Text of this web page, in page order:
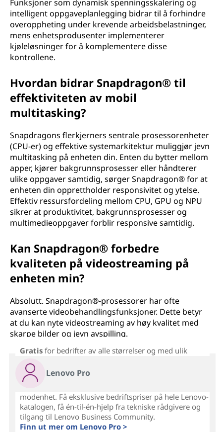
Funksjoner som dynamisk spenningsskalering og
intelligent oppgaveplanlegging bidrar til å forhindre
overoppheting under krevende arbeidsbelastninger,
mens enhetsprodusenter implementerer
kjøleløsninger for å komplementere disse
kontrollene.
Hvordan bidrar Snapdragon® til
effektiviteten av mobil
multitasking?
Snapdragons flerkjerners sentrale prosessorenheter
(CPU-er) og effektive systemarkitektur muliggjør jevn
multitasking på enheten din. Enten du bytter mellom
apper, kjører bakgrunnsprosesser eller håndterer
ulike oppgaver samtidig, sørger Snapdragon® for at
enheten din opprettholder responsivitet og ytelse.
Effektiv ressursfordeling mellom CPU, GPU og NPU
sikrer at produktivitet, bakgrunnsprosesser og
multimedieoppgaver forblir responsive samtidig.
Kan Snapdragon® forbedre
kvaliteten på videostreaming på
enheten min?
Absolutt. Snapdragon®-prosessorer har ofte
avanserte videobehandlingsfunksjoner. Dette betyr
at du kan nyte videostreaming av høy kvalitet med
skarpe bilder og jevn avspilling.
Lenovo Pro
Gratisfor bedrifter av alle størrelser og med ulik
modenhet. Få eksklusive bedriftspriser på hele Lenovo-
katalogen, få én-til-én-hjelp fra tekniske rådgivere og
tilgang til Lenovo Business Community.
Finn ut mer om Lenovo Pro >